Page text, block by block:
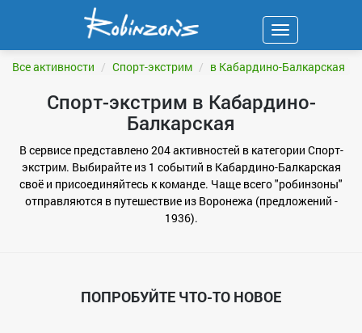
Навигация
Все активности Спорт-экстрим в Кабардино-Балкарская
Спорт-экстрим в Кабардино-
Балкарская
В сервисе представлено 204 активностей в категории Спорт-
экстрим. Выбирайте из 1 событий в Кабардино-Балкарская
своё и присоединяйтесь к команде. Чаще всего "робинзоны"
отправляются в путешествие из Воронежа (предложений -
1936).
ПОПРОБУЙТЕ ЧТО-ТО НОВОЕ